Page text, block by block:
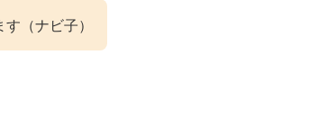
（ナビ子）